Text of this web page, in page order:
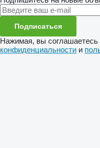
Подписаться
Нажимая, вы
конфиденциальности и